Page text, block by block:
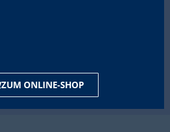
ZUM ONLINE-SHOP